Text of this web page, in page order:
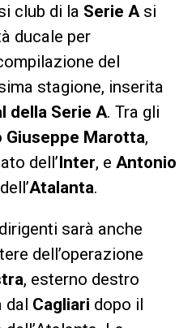
club di la Serie Asi
ducale per
del
stagione, inserita
della Serie A. Tra gli
Giuseppe Marotta,
dell’Inter, e Antonio
Atalanta.
sarà anche
dell’operazione
, esterno destro
dal Cagliari dopo il